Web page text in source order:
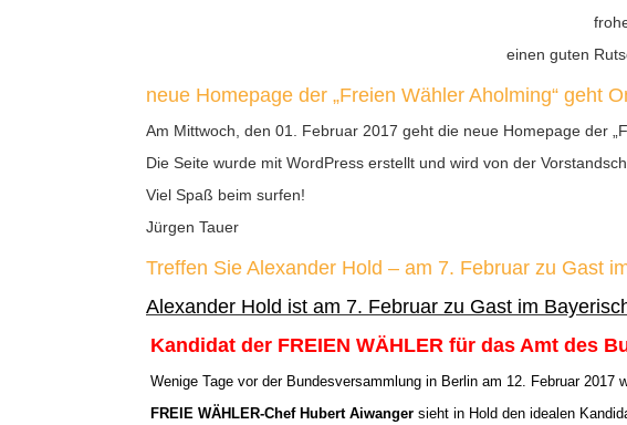
einen guten
neue Homepage der „Freien Wähler Aholming“ geht
Am Mittwoch, den 01. Februar 2017 geht die neue Homepage der
Die Seite wurde mit WordPress erstellt und wird von der
Viel Spaß beim surfen!
Jürgen Tauer
Treffen Sie Alexander Hold – am 7. Februar zu Gast
Alexander Hold ist am 7. Februar zu Gast im
Kandidat der FREIEN WÄHLER für das Amt des
Wenige Tage vor der Bundesversammlung in Berlin am 12. Februar 2017
FREIE WÄHLER-Chef Hubert Aiwanger sieht in Hold den idealen